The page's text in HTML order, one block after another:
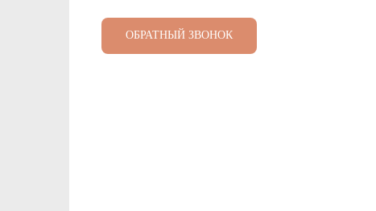
ОБРАТНЫЙ ЗВОНОК